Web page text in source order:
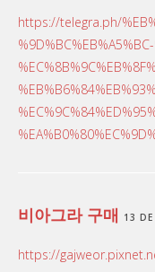
https://telegra.ph/
비아그라 구매 13
https://